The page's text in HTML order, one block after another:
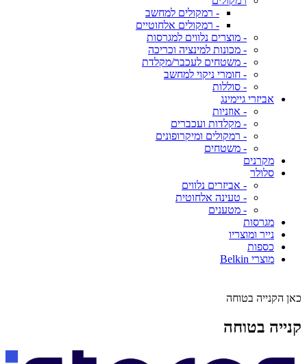
- רמקולים למחשב
- רמקולים אלחוטיים
- מוצרים נלווים למגרסות
- מכונות למינציה וכריכה
- משטחים לעכבר/מקלדת
- חומרי ניקוי למחשב
- סוללות
אביזרי גיימינג
- אוזניות
- מקלדות ועכברים
- רמקולים ומיקרופונים
- משטחים
מקרנים
סלולר
- אביזרים נלווים
- טעינה אלחוטית
- מטענים
מגרסות
נייר ומוצריו
כספות
מוצרי Belkin
כאן הקנייה בטוחה
קנייה בטוחה